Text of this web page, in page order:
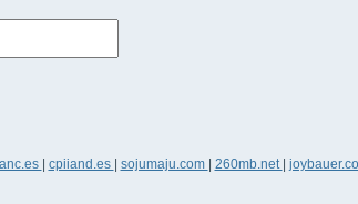
cpiiand.es sojumaju.com 260mb.net